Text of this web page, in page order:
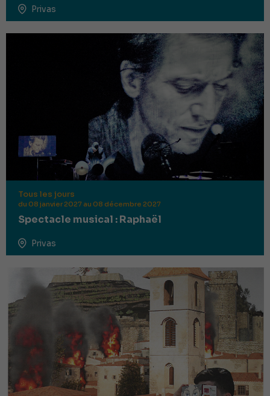
Privas
Tous les jours
du 08 janvier 2027 au 08 décembre 2027
Spectacle musical : Raphaël
Privas